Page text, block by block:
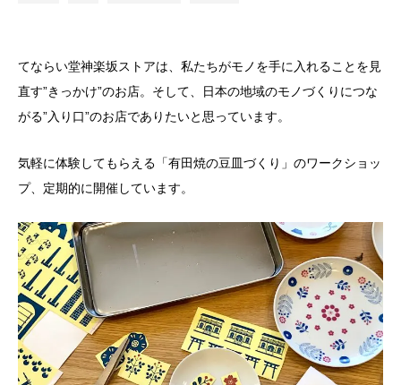
てならい堂神楽坂ストアは、私たちがモノを手に入れることを見
直す”きっかけ”のお店。そして、日本の地域のモノづくりにつな
がる”入り口”のお店でありたいと思っています。
気軽に体験してもらえる「有田焼の豆皿づくり」のワークショッ
プ、定期的に開催しています。